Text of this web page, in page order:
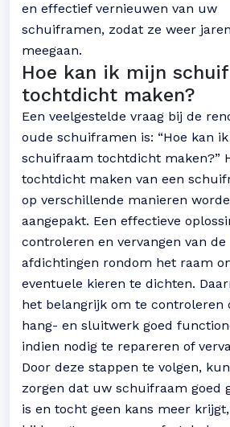
en effectief vernieuwen van uw
schuiframen, zodat ze weer
meegaan.
Hoe kan ik mijn
tochtdicht maken?
Een veelgestelde vraag bij de
oude schuiframen is: “Hoe kan
schuifraam tochtdicht maken?”
tochtdicht maken van een
op verschillende manieren
aangepakt. Een effectieve
controleren en vervangen van de
afdichtingen rondom het raam
eventuele kieren te dichten.
het belangrijk om te controleren
hang- en sluitwerk goed
indien nodig te repareren of
Door deze stappen te volgen,
zorgen dat uw schuifraam goed
is en tocht geen kans meer